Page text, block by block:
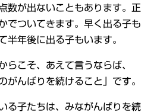
数が出ないこともあります。正
でついてきます。早く出る子も
半年後に出る子もいます。
らこそ、あえて言うならば、
がんばりを続けること」です。
る子たちは、みながんばりを続